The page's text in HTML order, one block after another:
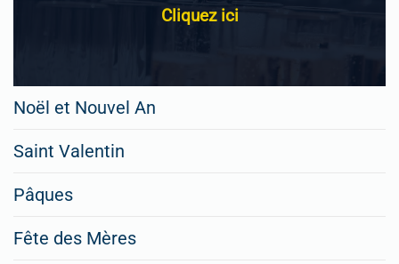
Cliquez ici
Noël et Nouvel An
Saint Valentin
Pâques
Fête des Mères